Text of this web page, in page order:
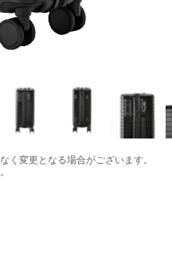
変更となる場合がございます。